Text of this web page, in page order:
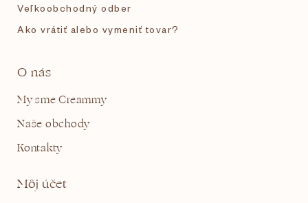
Veľkoobchodný odber
Ako vrátiť alebo vymeniť tovar?
O nás
My sme Creammy
Naše obchody
Kontakty
Môj účet